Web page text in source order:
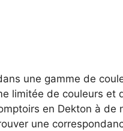
une gamme de
limitée de couleurs et
en Dekton à de
une